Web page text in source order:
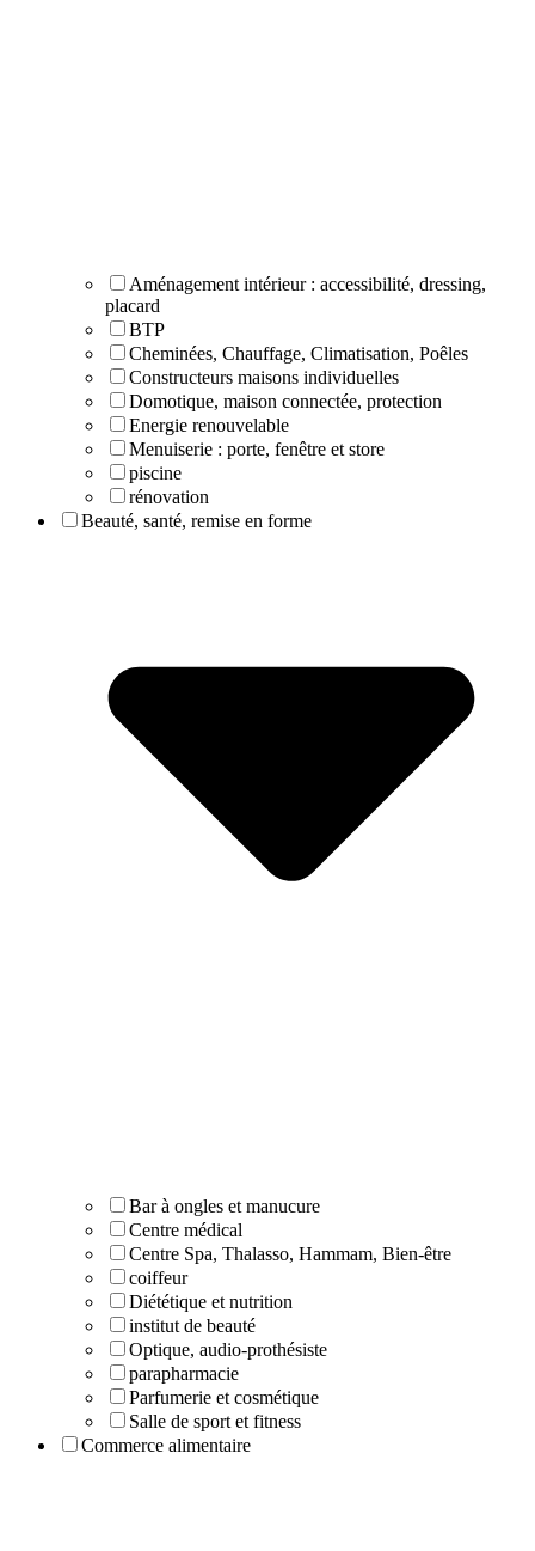
Aménagement intérieur : accessibilité, dressing,
placard
BTP
Cheminées, Chauffage, Climatisation, Poêles
Constructeurs maisons individuelles
Domotique, maison connectée, protection
Energie renouvelable
Menuiserie : porte, fenêtre et store
piscine
rénovation
Beauté, santé, remise en forme
Bar à ongles et manucure
Centre médical
Centre Spa, Thalasso, Hammam, Bien-être
coiffeur
Diététique et nutrition
institut de beauté
Optique, audio-prothésiste
parapharmacie
Parfumerie et cosmétique
Salle de sport et fitness
Commerce alimentaire